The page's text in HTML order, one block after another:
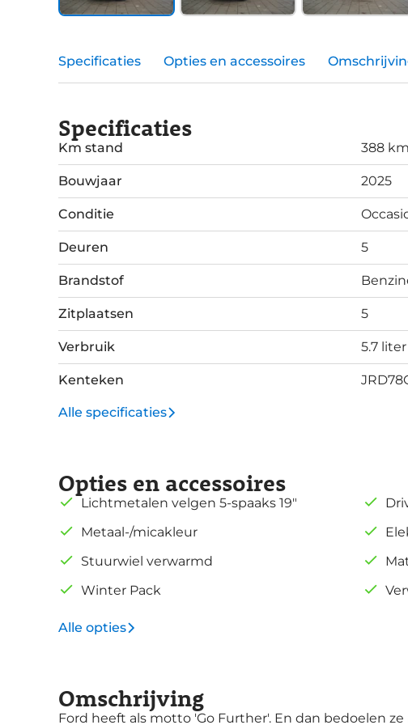
Specificaties Opties en accessoires
Specificaties
Km stand 388 km
Bouwjaar 2025
Conditie
Deuren 5
Brandstof
Zitplaatsen 5
Verbruik 5.7
Kenteken
Alle specificaties
Opties en accessoires
Lichtmetalen velgen 5-spaaks 19"
Metaal-/micakleur
Stuurwiel verwarmd
Winter Pack
Alle opties
Omschrijving
Ford heeft als motto 'Go Further'. En dan bedoelen